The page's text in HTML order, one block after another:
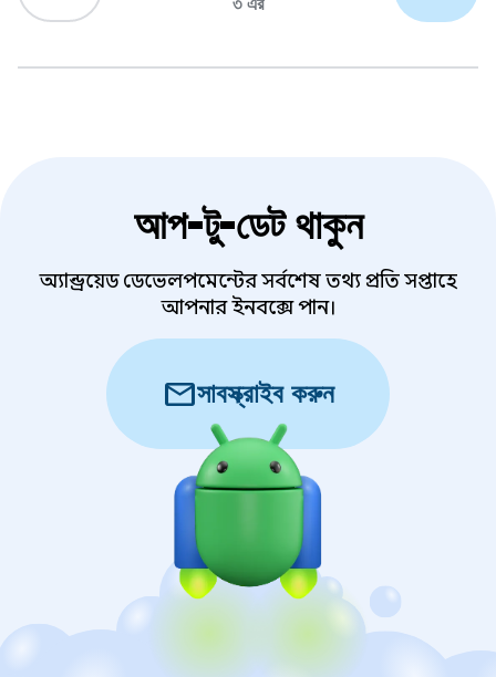
৩ এর
আপ-টু-ডেট থাকুন
অ্যান্ড্রয়েড ডেভেলপমেন্টের সর্বশেষ তথ্য প্রতি সপ্তাহে
আপনার ইনবক্সে পান।
mailসাবস্ক্রাইব করুন